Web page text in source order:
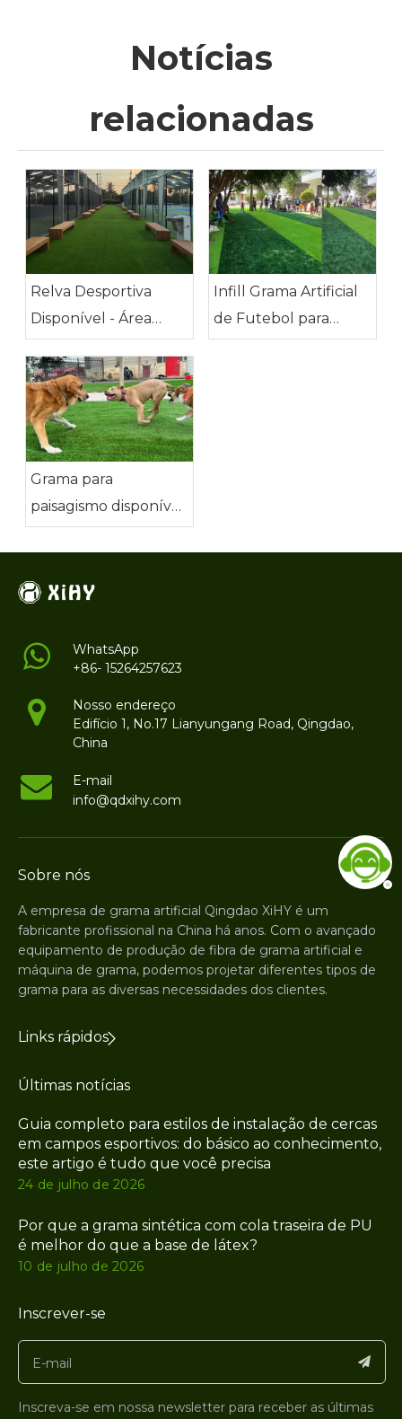
Notícias
relacionadas
Relva Desportiva
Disponível - Área
Envolvente
Infill Grama Artificial
de Futebol para
Grama para
paisagismo disponível
- aceita animais de
WhatsApp
+86- 15264257623
Nosso endereço
Edifício 1, No.17 Lianyungang Road, Qingdao,
China
E-mail
info@qdxihy.com
Sobre nós
A empresa de grama artificial Qingdao XiHY é um
fabricante profissional na China há anos. Com o avançado
equipamento de produção de fibra de grama artificial e
máquina de grama, podemos projetar diferentes tipos de
grama para as diversas necessidades dos clientes.
Links rápidos
Últimas notícias
Guia completo para estilos de instalação de cercas
em campos esportivos: do básico ao conhecimento,
este artigo é tudo que você precisa
24 de julho de 2026
Por que a grama sintética com cola traseira de PU
é melhor do que a base de látex?
10 de julho de 2026
Inscrever-se
Inscreva-se em nossa newsletter para receber as últimas